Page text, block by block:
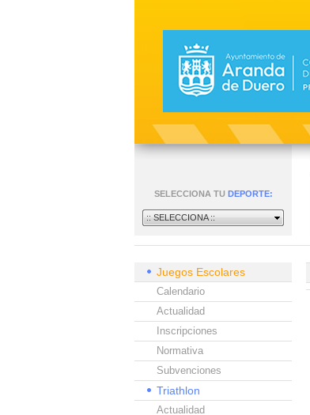
SELECCIONA TU DEPORTE:
:: SELECCIONA ::
Juegos Escolares
Calendario
Actualidad
Inscripciones
Normativa
Subvenciones
Triathlon
Actualidad